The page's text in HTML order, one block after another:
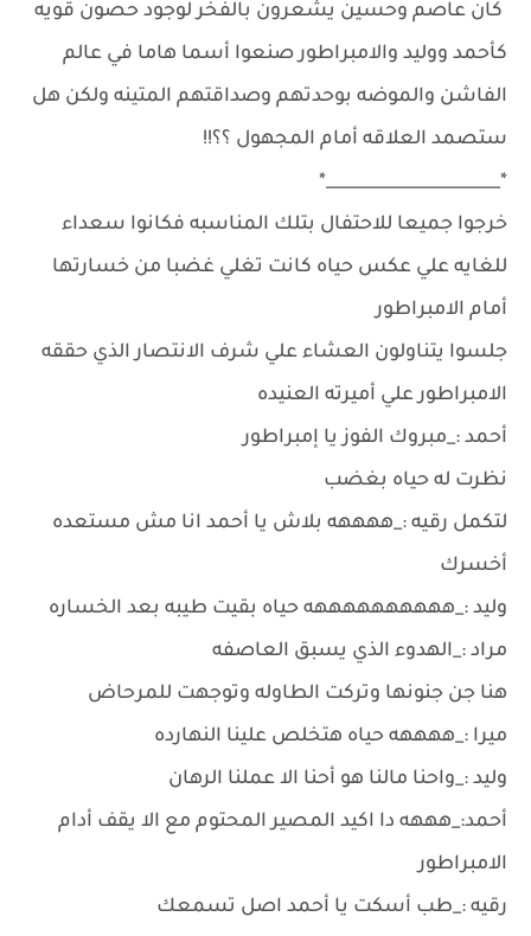
كان عاصم وحسين يشعرون بالفخر لوجود حصون قويه
كأحمد ووليد والامبراطور صنعوا أسما هاما في عالم
الفاشن والموضه بوحدتهم وصداقتهم المتينه ولكن هل
ستصمد العلاقه أمام المجهول ؟؟!!
*_____________________*
خرجوا جميعا للاحتفال بتلك المناسبه فكانوا سعداء
للغايه علي عكس حياه كانت تغلي غضبا من خسارتها
أمام الامبراطور
جلسوا يتناولون العشاء علي شرف الانتصار الذي حققه
الامبراطور علي أميرته العنيده
أحمد :_مبروك الفوز يا إمبراطور
نظرت له حياه بغضب
لتكمل رقيه :_ههههه بلاش يا أحمد انا مش مستعده
أخسرك
وليد :_ههههههههههه حياه بقيت طيبه بعد الخساره
مراد :_الهدوء الذي يسبق العاصفه
هنا جن جنونها وتركت الطاوله وتوجهت للمرحاض
ميرا :_ههههه حياه هتخلص علينا النهارده
وليد :_واحنا مالنا هو أحنا الا عملنا الرهان
أحمد:_هههه دا اكيد المصير المحتوم مع الا يقف أدام
الامبراطور
رقيه :_طب أسكت يا أحمد اصل تسمعك